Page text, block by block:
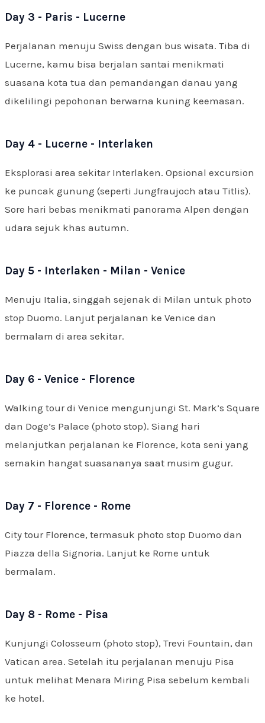
Day 3 - Paris - Lucerne
Perjalanan menuju Swiss dengan bus wisata. Tiba di
Lucerne, kamu bisa berjalan santai menikmati
suasana kota tua dan pemandangan danau yang
dikelilingi pepohonan berwarna kuning keemasan.
Day 4 - Lucerne - Interlaken
Eksplorasi area sekitar Interlaken. Opsional excursion
ke puncak gunung (seperti Jungfraujoch atau Titlis).
Sore hari bebas menikmati panorama Alpen dengan
udara sejuk khas autumn.
Day 5 - Interlaken - Milan - Venice
Menuju Italia, singgah sejenak di Milan untuk photo
stop Duomo. Lanjut perjalanan ke Venice dan
bermalam di area sekitar.
Day 6 - Venice - Florence
Walking tour di Venice mengunjungi St. Mark’s Square
dan Doge’s Palace (photo stop). Siang hari
melanjutkan perjalanan ke Florence, kota seni yang
semakin hangat suasananya saat musim gugur.
Day 7 - Florence - Rome
City tour Florence, termasuk photo stop Duomo dan
Piazza della Signoria. Lanjut ke Rome untuk
bermalam.
Day 8 - Rome - Pisa
Kunjungi Colosseum (photo stop), Trevi Fountain, dan
Vatican area. Setelah itu perjalanan menuju Pisa
untuk melihat Menara Miring Pisa sebelum kembali
ke hotel.